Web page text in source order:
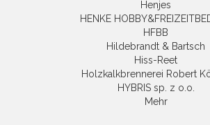
Henjes
HENKE
HFBB
Hildebrandt & Bartsch
Hiss-Reet
Holzkalkbrennerei Robert
HYBRIS sp. z o.o.
Mehr